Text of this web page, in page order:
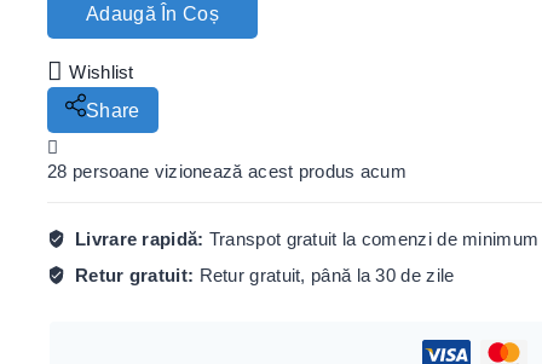
Adaugă În Coș
Wishlist
Share
28 persoane vizionează acest produs acum
Livrare rapidă: Transpot gratuit la comenzi de
Retur gratuit: Retur gratuit, până la 30 de zile